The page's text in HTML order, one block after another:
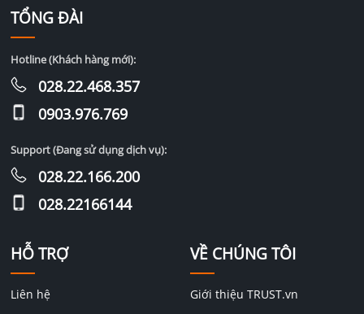
HỖ TRỢ
Liên hệ
VỀ CHÚNG TÔI
Giới thiệu TRUST.vn
TỔNG ĐÀI
Hotline (Khách hàng mới):
028.22.468.357
0903.976.769
Support (Đang sử dụng dịch vụ):
028.22.166.200
028.22166144